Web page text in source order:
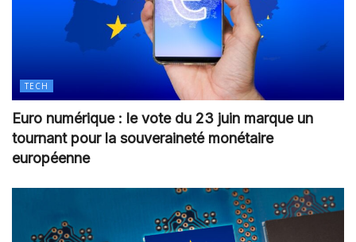
TECH
Euro numérique : le vote du 23 juin marque un
tournant pour la souveraineté monétaire
européenne